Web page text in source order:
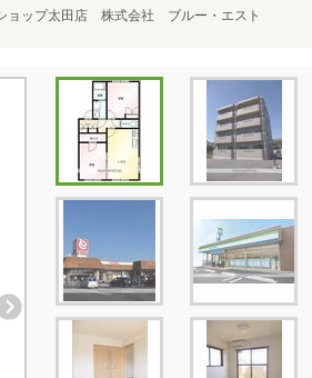
ョップ太田店 株式会社 ブルー・エスト